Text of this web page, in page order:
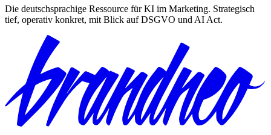
Die deutschsprachige Ressource für KI im Marketing. Strategisch
tief, operativ konkret, mit Blick auf DSGVO und AI Act.